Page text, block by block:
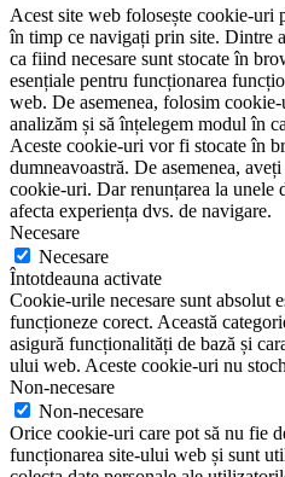
Acest site web folosește cookie-uri
în timp ce navigați prin site. Dintre
ca fiind necesare sunt stocate în
esențiale pentru funcționarea
web. De asemenea, folosim cookie-
analizăm și să înțelegem modul în
Aceste cookie-uri vor fi stocate în
dumneavoastră. De asemenea,
cookie-uri. Dar renunțarea la unele
afecta experiența dvs. de navigare.
Necesare
Necesare
Întotdeauna activate
Cookie-urile necesare sunt absolut
funcționeze corect. Această
asigură funcționalități de bază și
ului web. Aceste cookie-uri nu
Non-necesare
Non-necesare
Orice cookie-uri care pot să nu fie
funcționarea site-ului web și sunt